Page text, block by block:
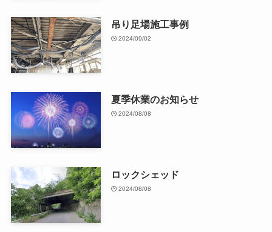
吊り足場施工事例
2024/09/02
夏季休業のお知らせ
2024/08/08
ロックシェッド
2024/08/08